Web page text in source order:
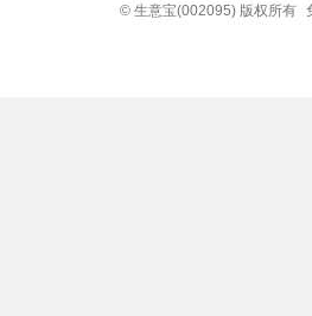
© 生意宝(002095) 版权所有